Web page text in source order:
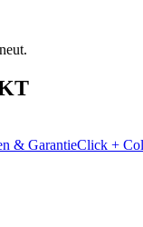
& GarantieClick +